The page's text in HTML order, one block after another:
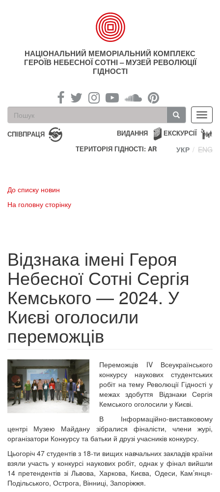
НАЦІОНАЛЬНИЙ МЕМОРІАЛЬНИЙ КОМПЛЕКС
ГЕРОЇВ НЕБЕСНОЇ СОТНІ – МУЗЕЙ РЕВОЛЮЦІЇ
ГІДНОСТІ
Пошукова
форма
Пошук
СПІВПРАЦЯ ЕКСКУРСІЇ
ВИДАННЯ
ТЕРИТОРІЯ ГІДНОСТІ: AR
УКР ENG
До списку новин
На головну сторінку
Відзнака імені Героя
Небесної Сотні Сергія
Кемського — 2024. У
Києві оголосили
переможців
Переможців IV Всеукраїнського
конкурсу наукових студентських
робіт на тему Революції Гідності у
межах здобуття Відзнаки Сергія
Кемського оголосили у Києві.
В Інформаційно-виставковому
центрі Музею Майдану зібралися фіналісти, члени журі,
організатори Конкурсу та батьки й друзі учасників конкурсу.
Цьогоріч 47 студентів з 18-ти вищих навчальних закладів країни
взяли участь у конкурсі наукових робіт, однак у фінал вийшли
14 претендентів зі Львова, Харкова, Києва, Одеси, Кам’янця-
Подільського, Острога, Вінниці, Запоріжжя.